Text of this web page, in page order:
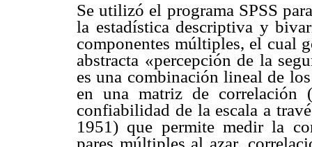
Se utilizó el programa SPSS
la estadística descriptiva y
componentes múltiples, el cual
abstracta «percepción de la
es una combinación lineal de
en una matriz de correlación
confiabilidad de la escala a
1951) que permite medir la